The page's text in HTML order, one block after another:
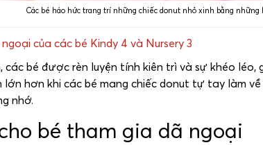
Các bé háo hức trang trí những chiếc donut nhỏ xinh bằng những
của các bé Kindy 4 và Nursery 3
bé được rèn luyện tính kiên trì và sự khéo léo,
lớn hơn khi các bé mang chiếc donut tự tay làm
nhớ.
bé tham gia dã ngoại